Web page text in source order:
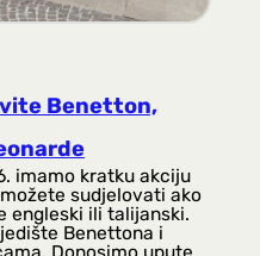
Benetton,
imamo kratku akciju
sudjelovati ako
engleski ili talijanski.
Benettona i
Donosimo upute